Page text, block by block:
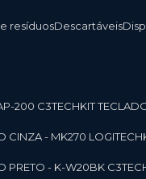
e resíduos Descartáveis
200 C3TECH KIT
CINZA - MK270 LOGITECH
PRETO - K-W20BK